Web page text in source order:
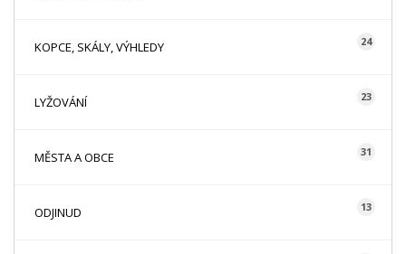
KOPCE, SKÁLY, VÝHLEDY 24
LYŽOVÁNÍ 23
MĚSTA A OBCE 31
ODJINUD 13